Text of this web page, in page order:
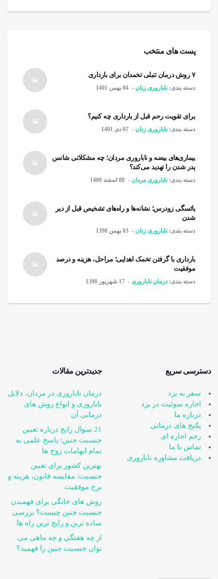
پست های منتخب
۷ روش درمان تنبلی تخمدان برای بارداری
دسته بندی: ناباروری زنان 04 بهمن 1401
برای تقویت رحم قبل از بارداری چه کنیم؟
دسته بندی: ناباروری زنان 07 دی 1401
بیماری‌های بیضه و ناباروری مردان؛ چه مشکلاتی شانس
پدر شدن را تهدید می‌کند؟
دسته بندی: ناباروری مردان 08 اسفند 1400
یائسگی زودرس؛ نشانه‌ها و راه‌های تشخیص قبل از دیر
شدن
دسته بندی: ناباروری زنان 03 بهمن 1398
بارداری با گرفتن تخمک اهدایی؛ مراحل، هزینه و درصد
موفقیت
دسته بندی: درمان ناباروری 17 شهریور 1398
دسترسی سریع
سفر به یزد
اجاره سوئیت در یزد
درباره ما
پکیج های درمانی
رحم اجاره ای
تماس با ما
دریافت مشاوره ناباروری
جدیدترین مقالات
درمان ناباروری در مردان، دلایل
ناباروری و انواع روش های
درمانی آن
21 سوال رایج درباره تعیین
جنسیت جنین: پاسخ علمی به
تمام ابهامات زوج ها
بهترین کشور برای تعیین
جنسیت: مقایسه قانون، هزینه و
نرخ موفقیت
روش های خانگی برای فهمیدن
جنسیت جنین چیست؟ بررسی
ساده ترین و رایج ترین راه ها
از چه هفتگی و چه ماهی می
توان جنسیت جنین را فهمید؟